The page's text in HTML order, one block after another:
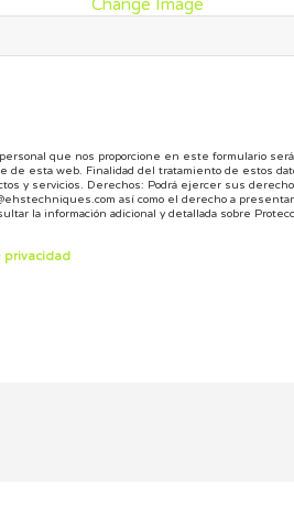
Change Image
que nos proporcione en este formulario
de esta web. Finalidad del tratamiento de estos
y servicios. Derechos: Podrá ejercer sus
así como el derecho a
la información adicional y detallada sobre
privacidad